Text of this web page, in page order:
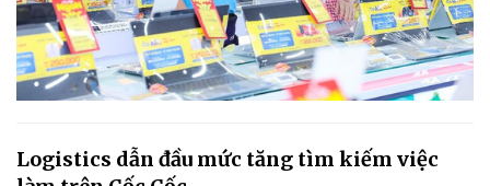
Logistics dẫn đầu mức tăng tìm kiếm việc